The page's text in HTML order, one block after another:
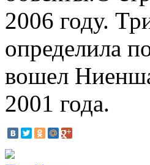
2006 году.
определила
вошел
2001 года.